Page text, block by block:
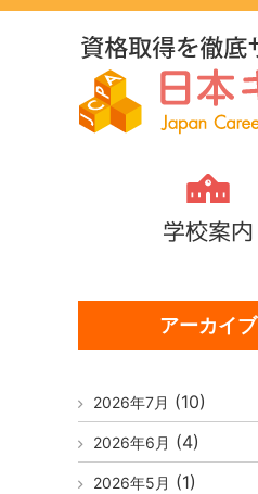
学校案内
アーカイブ
2026年7月 (10)
2026年6月 (4)
2026年5月 (1)